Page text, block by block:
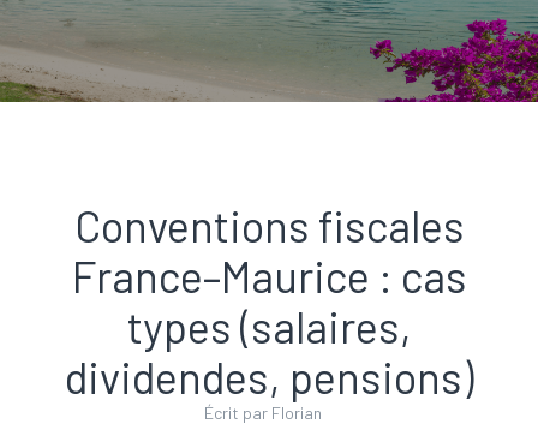
Conventions fiscales
France–Maurice : cas
types (salaires,
dividendes, pensions)
Écrit par Florian